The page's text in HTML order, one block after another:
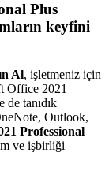
Plus
keyfini
Al, işletmeniz için
Office 2021
tanıdık
Outlook,
Professional
ve işbirliği